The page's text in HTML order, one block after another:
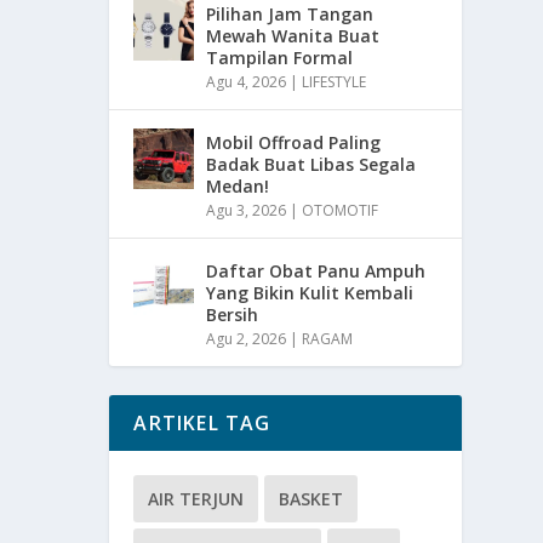
Pilihan Jam Tangan
Mewah Wanita Buat
Tampilan Formal
Agu 4, 2026 | LIFESTYLE
Mobil Offroad Paling
Badak Buat Libas Segala
Medan!
Agu 3, 2026 | OTOMOTIF
Daftar Obat Panu Ampuh
Yang Bikin Kulit Kembali
Bersih
Agu 2, 2026 | RAGAM
ARTIKEL TAG
AIR TERJUN BASKET